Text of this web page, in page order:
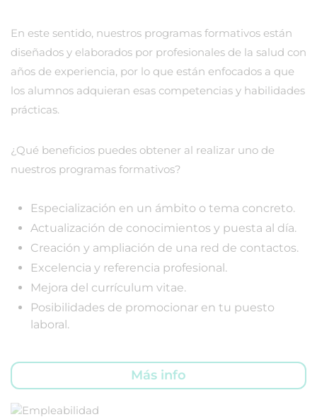
En este sentido, nuestros programas formativos están
diseñados y elaborados por profesionales de la salud con
años de experiencia, por lo que están enfocados a que
los alumnos adquieran esas competencias y habilidades
prácticas.
¿Qué beneficios puedes obtener al realizar uno de
nuestros programas formativos?
Especialización en un ámbito o tema concreto.
Actualización de conocimientos y puesta al día.
Creación y ampliación de una red de contactos.
Excelencia y referencia profesional.
Mejora del currículum vitae.
Posibilidades de promocionar en tu puesto
laboral.
Más info